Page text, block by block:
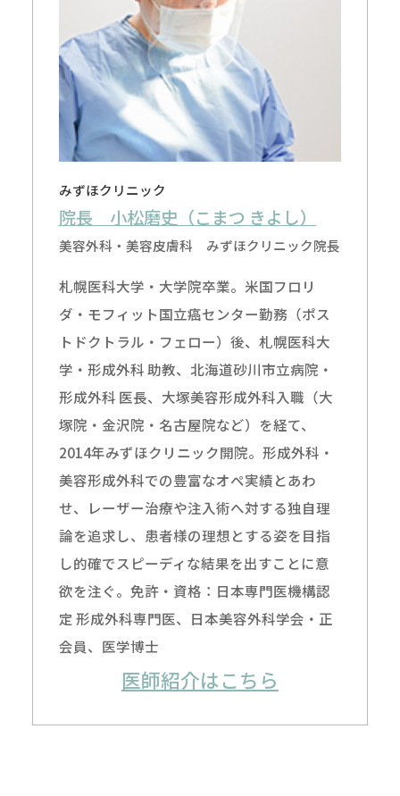
みずほクリニック
院長 小松磨史（こまつ きよし）
美容外科・美容皮膚科 みずほクリニック院長
札幌医科大学・大学院卒業。米国フロリ
ダ・モフィット国立癌センター勤務（ポス
トドクトラル・フェロー）後、札幌医科大
学・形成外科 助教、北海道砂川市立病院・
形成外科 医長、大塚美容形成外科入職（大
塚院・金沢院・名古屋院など）を経て、
2014年みずほクリニック開院。形成外科・
美容形成外科での豊富なオペ実績とあわ
せ、レーザー治療や注入術へ対する独自理
論を追求し、患者様の理想とする姿を目指
し的確でスピーディな結果を出すことに意
欲を注ぐ。免許・資格：日本専門医機構認
定 形成外科専門医、日本美容外科学会・正
会員、医学博士
医師紹介はこちら